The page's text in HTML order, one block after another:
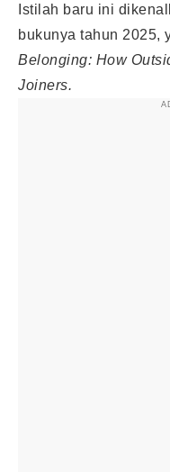
Istilah baru ini
bukunya tahun 2025,
Belonging: How
Joiners.